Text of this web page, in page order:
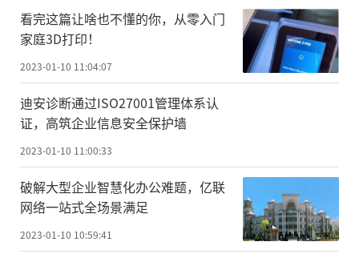
看完这篇让啥也不懂的你，从零入门
家庭3D打印！
2023-01-10 11:04:07
迪安诊断通过ISO27001管理体系认
证，高筑企业信息安全保护墙
2023-01-10 11:00:33
破解大型企业智慧化办公难题，亿联
网络一站式全场景满足
2023-01-10 10:59:41